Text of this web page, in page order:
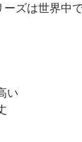
ズは世界中
い